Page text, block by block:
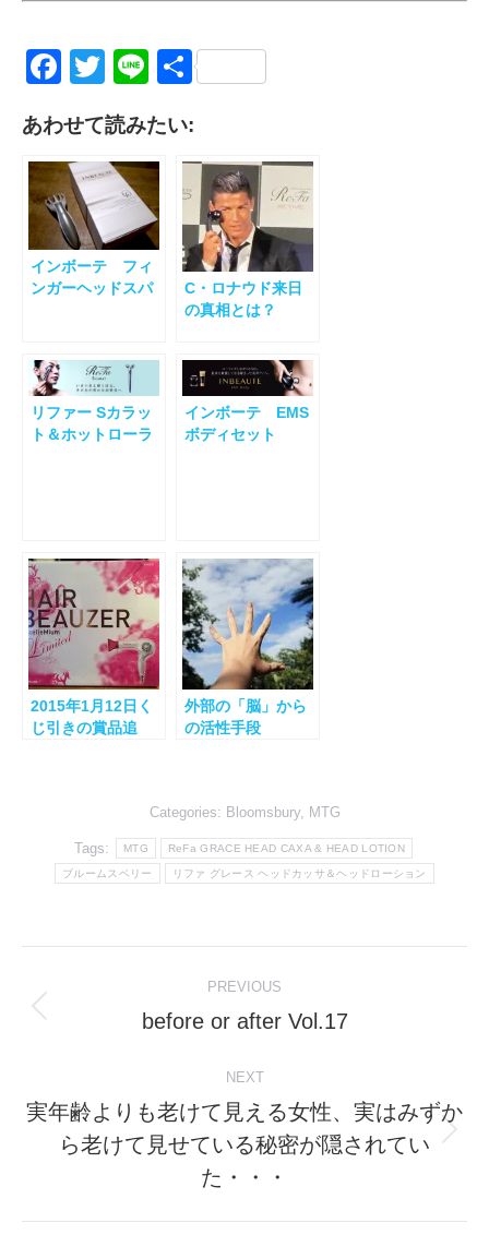
Facebook
Twitter
Line共
あわせて読みたい:
インボーテ フィ
ンガーヘッドスパ
C・ロナウド来日
の真相とは？
リファー Sカラッ
ト＆ホットローラ
インボーテ EMS
ボディセット
2015年1月12日く
じ引きの賞品追
外部の「脳」から
の活性手段
Categories: Bloomsbury, MTG
Tags: MTG ReFa GRACE HEAD CAXA & HEAD LOTION
ブルームスベリー リファ グレース ヘッドカッサ＆ヘッドローション
navigation
PREVIOUS
Previous
before or after Vol.17
NEXT
Next
post:
実年齢よりも老けて見える女性、実はみずか
ら老けて見せている秘密が隠されてい
た・・・